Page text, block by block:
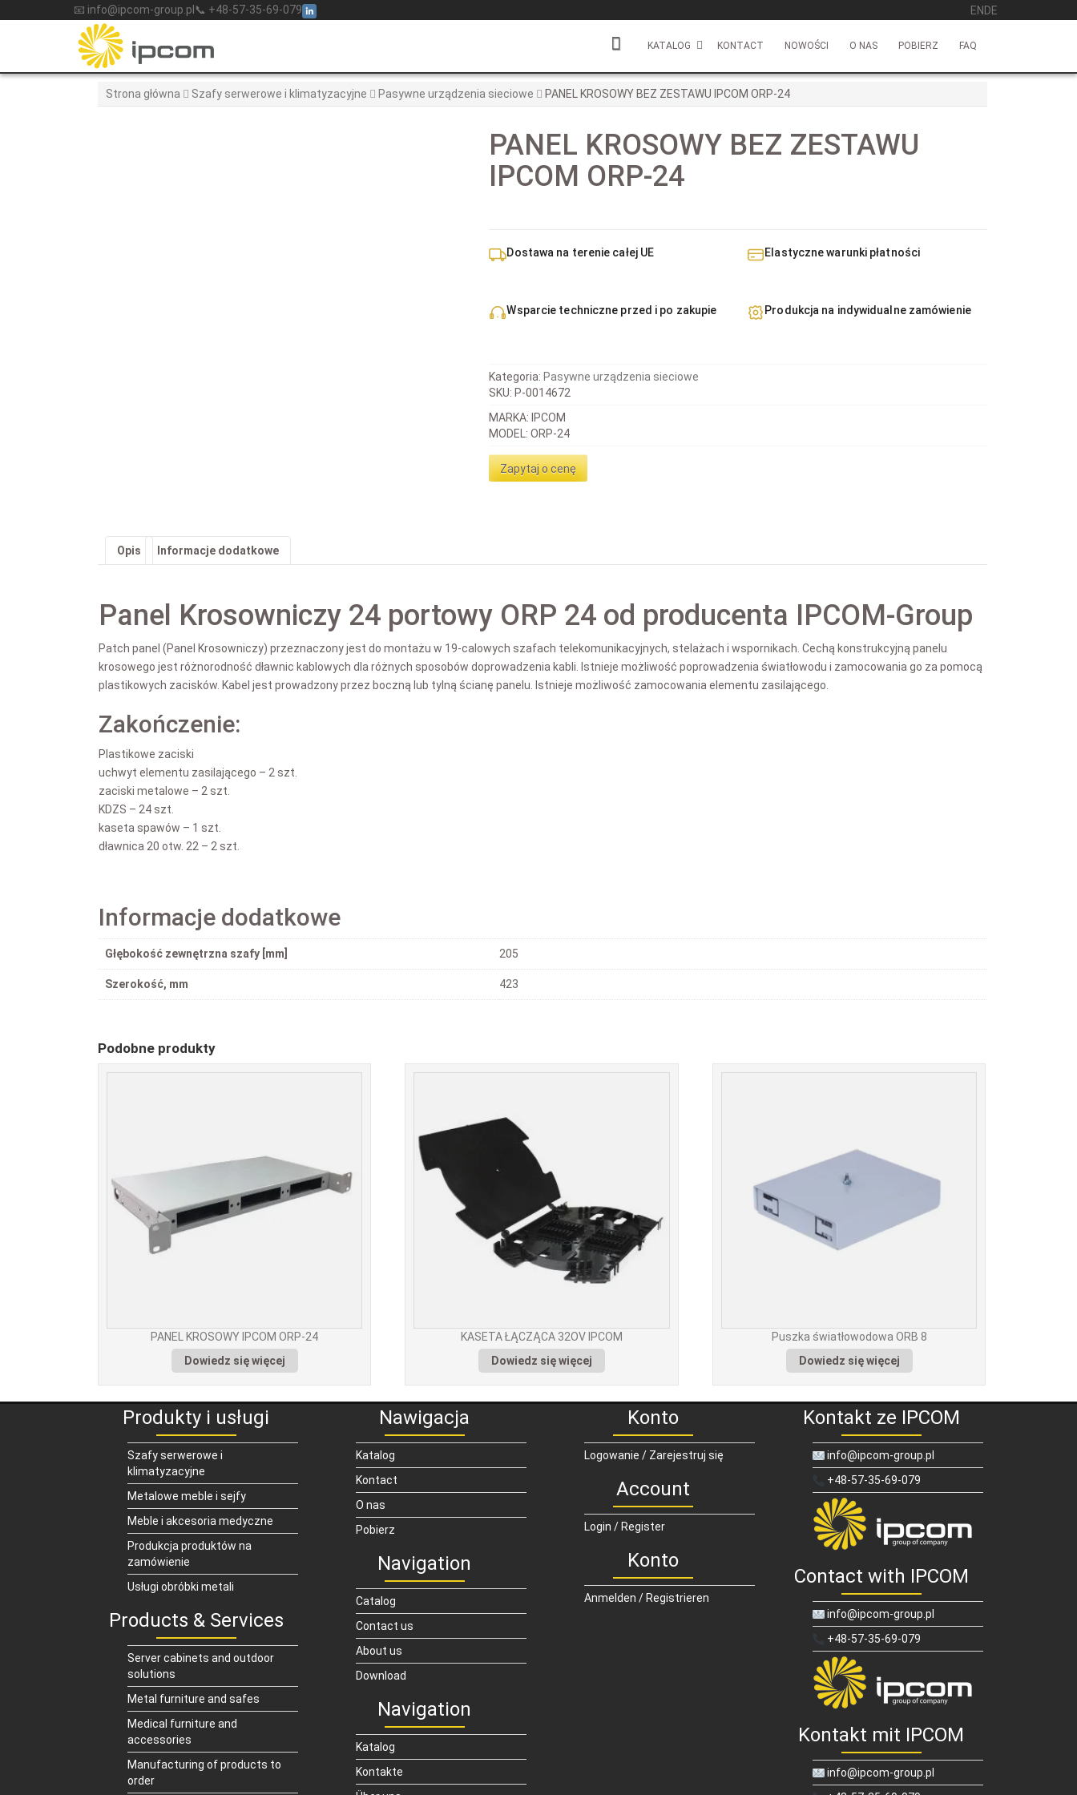
to
📧 info@ipcom-group.pl 📞 +48-57-35-69-079 EN DE
KATALOG KONTACT NOWOŚCI O NAS POBIERZ FAQ
Strona główna Szafy serwerowe i klimatyzacyjne Pasywne urządzenia sieciowe PANEL KROSOWY BEZ ZESTAWU IPCOM ORP-24
PANEL KROSOWY BEZ ZESTAWU
IPCOM ORP-24
MARKA: IPCOM
MODEL: ORP-24
Zapytaj o cenę
Dostawa na terenie całej UE Elastyczne warunki płatności
Wsparcie techniczne przed i po zakupie Produkcja na indywidualne zamówienie
SKU: P-0014672
Kategoria: Pasywne urządzenia sieciowe
Opis Informacje dodatkowe
Panel Krosowniczy 24 portowy ORP 24 od producenta IPCOM-Group
Patch panel (Panel Krosowniczy) przeznaczony jest do montażu w 19-calowych szafach telekomunikacyjnych, stelażach i wspornikach. Cechą konstrukcyjną panelu
krosowego jest różnorodność dławnic kablowych dla różnych sposobów doprowadzenia kabli. Istnieje możliwość poprowadzenia światłowodu i zamocowania go za pomocą
plastikowych zacisków. Kabel jest prowadzony przez boczną lub tylną ścianę panelu. Istnieje możliwość zamocowania elementu zasilającego.
Zakończenie:
Plastikowe zaciski
uchwyt elementu zasilającego – 2 szt.
zaciski metalowe – 2 szt.
KDZS – 24 szt.
kaseta spawów – 1 szt.
dławnica 20 otw. 22 – 2 szt.
Informacje dodatkowe
Głębokość zewnętrzna szafy [mm] 205
Szerokość, mm 423
Podobne produkty
PANEL KROSOWY IPCOM ORP-24
Dowiedz się więcej
KASETA ŁĄCZĄCA 32OV IPCOM
Dowiedz się więcej
Puszka światłowodowa ORB 8
Dowiedz się więcej
Produkty i usługi
Szafy serwerowe i
klimatyzacyjne
Metalowe meble i sejfy
Meble i akcesoria medyczne
Produkcja produktów na
zamówienie
Usługi obróbki metali
Products & Services
Server cabinets and outdoor
solutions
Metal furniture and safes
Medical furniture and
accessories
Manufacturing of products to
order
Nawigacja
Katalog
Kontact
O nas
Pobierz
Navigation
Catalog
Contact us
About us
Download
Navigation
Katalog
Kontakte
Konto
Logowanie / Zarejestruj się
Account
Login / Register
Konto
Anmelden / Registrieren
Kontakt ze IPCOM
info@ipcom-group.pl
+48-57-35-69-079
Contact with IPCOM
info@ipcom-group.pl
+48-57-35-69-079
Kontakt mit IPCOM
info@ipcom-group.pl